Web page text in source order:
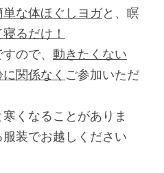
な体ほぐしヨガと、瞑
るだけ！
ので、 動きたくない
関係なく ご参加いただ
くなることがありま
装でお越しください